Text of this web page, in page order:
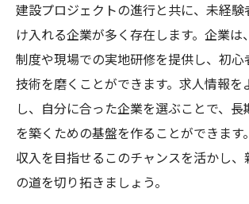
建設プロジェクトの進行と共に、未経
け入れる企業が多く存在します。企業
制度や現場での実地研修を提供し、初心
技術を磨くことができます。求人情報を
し、自分に合った企業を選ぶことで、
を築くための基盤を作ることができます
収入を目指せるこのチャンスを活かし
の道を切り拓きましょう。